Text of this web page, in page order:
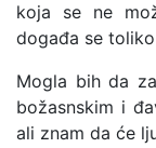
koja se ne
događa se
Mogla bih da
božasnskim i
ali znam da će